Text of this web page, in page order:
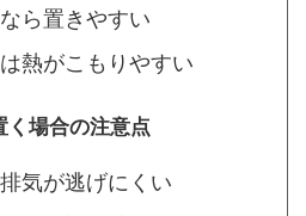
ら置きやすい
熱がこもりやすい
場合の注意点
気が逃げにくい